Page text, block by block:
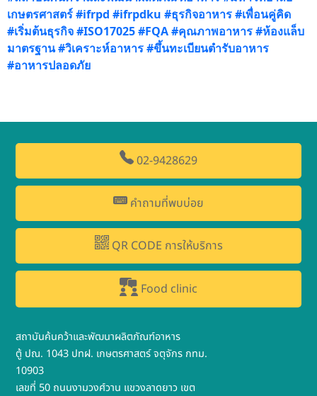
เกษตรศาสตร์#ifrpd #ifrpdku #ธุรกิจอาหาร#เพื่อนคู่คิด
#เริ่มต้นธุรกิจ#ISO17025#FQA#คุณภาพอาหาร#ห้องแล็บ
มาตรฐาน#วิเคราะห์อาหาร#ขึ้นทะเบียนตำรับอาหาร
#อาหารปลอดภัย
02-9428629
คำถามที่พบบ่อย
QR CODE การให้บริการ
Food clinic
สถาบันค้นคว้าและพัฒนาผลิตภัณฑ์อาหาร
ตู้ ปณ. 1043 ปทฝ. เกษตรศาสตร์ จตุจักร กทม.
10903
เลขที่ 50 ถนนงามวงศ์วาน แขวงลาดยาว เขต